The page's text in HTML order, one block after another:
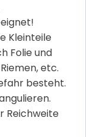
Kleinteile
Folie und
etc.
besteht.
Reichweite